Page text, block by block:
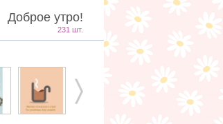
Доброе утро!
231 шт.